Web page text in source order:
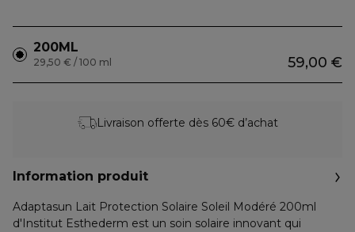
200ML
59,00 €
29,50 € / 100 ml
Livraison offerte dès 60€ d’achat
Information produit
Adaptasun Lait Protection Solaire Soleil Modéré 200ml
d'Institut Esthederm est un soin solaire innovant qui